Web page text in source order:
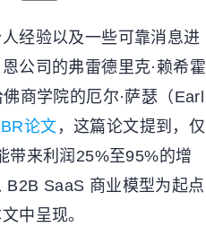
经验以及一些可靠消息进
公司的弗雷德里克· 赖希霍
商学院的厄尔·萨瑟（Earl
论文 ，这篇论文提到，仅
带来利润 25%至95%的增
B2B SaaS 商业模型为起点
中呈现。